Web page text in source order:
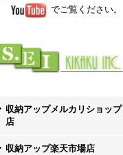
でご覧ください。
収納アップメルカリショップ
店
収納アップ楽天市場店